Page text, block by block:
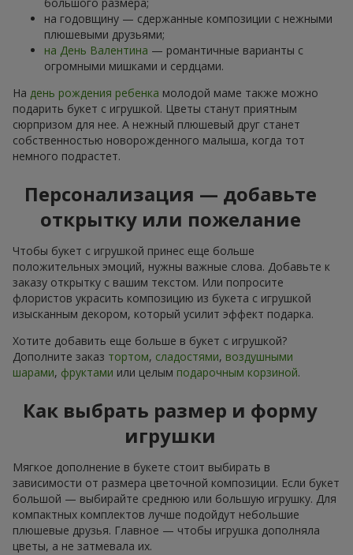
большого размера;
на годовщину — сдержанные композиции с нежными
плюшевыми друзьями;
на День Валентина — романтичные варианты с
огромными мишками и сердцами.
На день рождения ребенка молодой маме также можно
подарить букет с игрушкой. Цветы станут приятным
сюрпризом для нее. А нежный плюшевый друг станет
собственностью новорожденного малыша, когда тот
немного подрастет.
Персонализация — добавьте
открытку или пожелание
Чтобы букет с игрушкой принес еще больше
положительных эмоций, нужны важные слова. Добавьте к
заказу открытку с вашим текстом. Или попросите
флористов украсить композицию из букета с игрушкой
изысканным декором, который усилит эффект подарка.
Хотите добавить еще больше в букет с игрушкой?
Дополните заказ тортом, сладостями, воздушными
шарами, фруктами или целым подарочным корзиной.
Как выбрать размер и форму
игрушки
Мягкое дополнение в букете стоит выбирать в
зависимости от размера цветочной композиции. Если букет
большой — выбирайте среднюю или большую игрушку. Для
компактных комплектов лучше подойдут небольшие
плюшевые друзья. Главное — чтобы игрушка дополняла
цветы, а не затмевала их.